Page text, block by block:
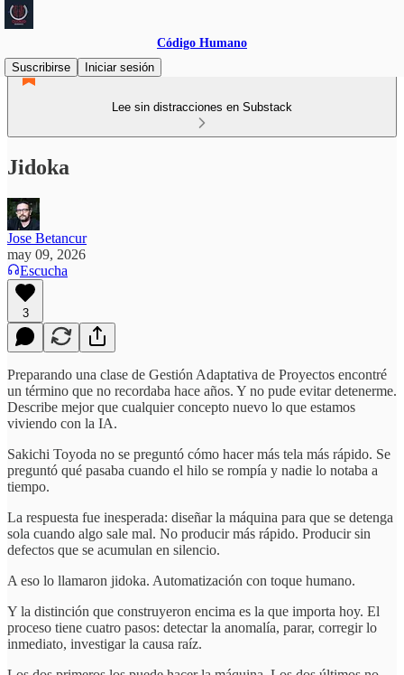
Código Humano
Suscribirse
Iniciar sesión
Lee sin distracciones en Substack
Jidoka
Jose Betancur
may 09, 2026
Escucha
3
Preparando una clase de Gestión Adaptativa de Proyectos encontré
un término que no recordaba hace años. Y no pude evitar detenerme.
Describe mejor que cualquier concepto nuevo lo que estamos
viviendo con la IA.
Sakichi Toyoda no se preguntó cómo hacer más tela más rápido. Se
preguntó qué pasaba cuando el hilo se rompía y nadie lo notaba a
tiempo.
La respuesta fue inesperada: diseñar la máquina para que se detenga
sola cuando algo sale mal. No producir más rápido. Producir sin
defectos que se acumulan en silencio.
A eso lo llamaron jidoka. Automatización con toque humano.
Y la distinción que construyeron encima es la que importa hoy. El
proceso tiene cuatro pasos: detectar la anomalía, parar, corregir lo
inmediato, investigar la causa raíz.